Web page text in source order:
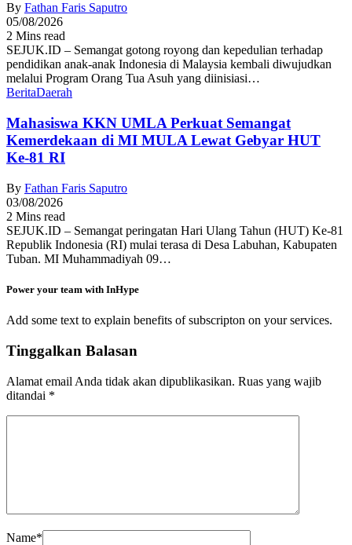
By Fathan Faris Saputro
05/08/2026
2 Mins read
SEJUK.ID – Semangat gotong royong dan kepedulian terhadap
pendidikan anak-anak Indonesia di Malaysia kembali diwujudkan
melalui Program Orang Tua Asuh yang diinisiasi…
BeritaDaerah
Mahasiswa KKN UMLA Perkuat Semangat
Kemerdekaan di MI MULA Lewat Gebyar HUT
Ke-81 RI
By Fathan Faris Saputro
03/08/2026
2 Mins read
SEJUK.ID – Semangat peringatan Hari Ulang Tahun (HUT) Ke-81
Republik Indonesia (RI) mulai terasa di Desa Labuhan, Kabupaten
Tuban. MI Muhammadiyah 09…
Power your team with InHype
Add some text to explain benefits of subscripton on your services.
Tinggalkan Balasan
Alamat email Anda tidak akan dipublikasikan. Ruas yang wajib
ditandai *
Name*